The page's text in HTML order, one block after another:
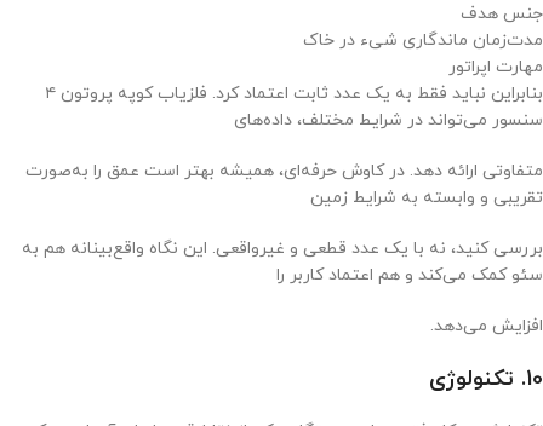
جنس هدف
مدت‌زمان ماندگاری شیء در خاک
مهارت اپراتور
بنابراین نباید فقط به یک عدد ثابت اعتماد کرد. فلزیاب کوپه پروتون ۴
سنسور می‌تواند در شرایط مختلف، داده‌های
متفاوتی ارائه دهد. در کاوش حرفه‌ای، همیشه بهتر است عمق را به‌صورت
تقریبی و وابسته به شرایط زمین
بررسی کنید، نه با یک عدد قطعی و غیرواقعی. این نگاه واقع‌بینانه هم به
سئو کمک می‌کند و هم اعتماد کاربر را
افزایش می‌دهد.
10. تکنولوژی